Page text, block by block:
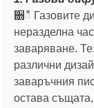
਍ഀ Газовите
неразделна
заваряване.
различни
заваръчния
остава